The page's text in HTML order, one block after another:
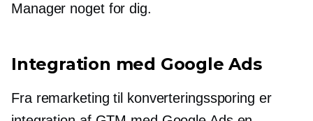
Manager noget for dig.
Integration med Google Ads
Fra remarketing til konverteringssporing er